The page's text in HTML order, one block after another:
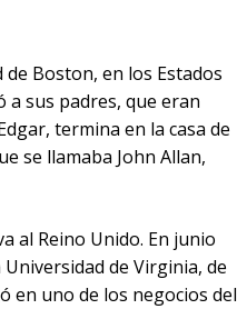
de Boston, en los Estados
a sus padres, que eran
termina en la casa de
se llamaba John Allan,
al Reino Unido. En junio
de Virginia, de
en uno de los negocios del